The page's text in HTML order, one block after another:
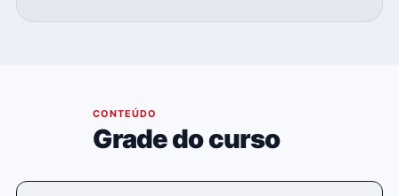
CONTEÚDO
Grade do curso